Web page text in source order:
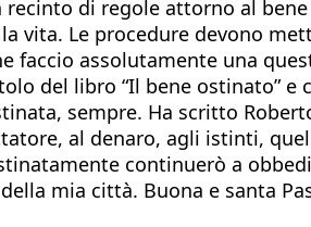
di regole attorno al
vita. Le procedure devono
faccio assolutamente una
del libro “Il bene ostinato”
sempre. Ha scritto
al denaro, agli istinti,
continuerò a
mia città. Buona e santa